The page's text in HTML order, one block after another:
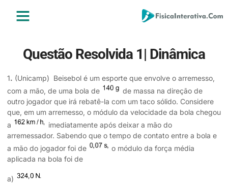
Questão Resolvida 1| Dinâmica
1. (Unicamp) Beisebol é um esporte que envolve o arremesso,
com a mão, de uma bola de
de massa na direção de
outro jogador que irá rebatê-la com um taco sólido. Considere
que, em um arremesso, o módulo da velocidade da bola chegou
a
imediatamente após deixar a mão do
arremessador. Sabendo que o tempo de contato entre a bola e
a mão do jogador foi de
o módulo da força média
aplicada na bola foi de
a)